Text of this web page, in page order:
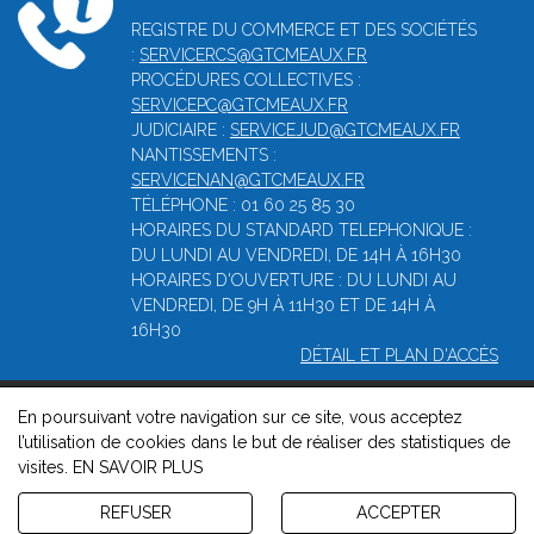
REGISTRE DU COMMERCE ET DES SOCIÉTÉS
: SERVICERCS@GTCMEAUX.FR
PROCÉDURES COLLECTIVES :
SERVICEPC@GTCMEAUX.FR
JUDICIAIRE : SERVICEJUD@GTCMEAUX.FR
NANTISSEMENTS :
SERVICENAN@GTCMEAUX.FR
TÉLÉPHONE : 01 60 25 85 30
HORAIRES DU STANDARD TELEPHONIQUE :
DU LUNDI AU VENDREDI, DE 14H À 16H30
HORAIRES D'OUVERTURE : DU LUNDI AU
VENDREDI, DE 9H À 11H30 ET DE 14H À
16H30
DÉTAIL ET PLAN D'ACCÈS
© 2026, Greffe du tribunal de commerce de Meaux -Mentions
légales-Contact -Gestion des cookies -Politique de
confidentialité et de cookies
Version : 1.8.1
En poursuivant votre navigation sur ce site, vous acceptez
l’utilisation de cookies dans le but de réaliser des statistiques de
visites.
EN SAVOIR PLUS
REFUSER ACCEPTER